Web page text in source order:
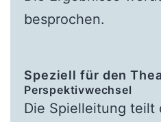
besprochen.
Speziell für den
Perspektivwechsel
Die Spielleitung teilt